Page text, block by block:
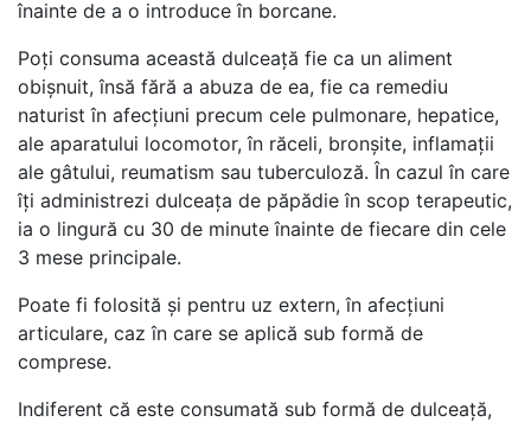
înainte de a o introduce în borcane.
Poți consuma această dulceață fie ca un aliment
obișnuit, însă fără a abuza de ea, fie ca remediu
naturist în afecțiuni precum cele pulmonare, hepatice,
ale aparatului locomotor, în răceli, bronșite, inflamații
ale gâtului, reumatism sau tuberculoză. În cazul în care
îți administrezi dulceața de păpădie în scop terapeutic,
ia o lingură cu 30 de minute înainte de fiecare din cele
3 mese principale.
Poate fi folosită și pentru uz extern, în afecțiuni
articulare, caz în care se aplică sub formă de
comprese.
Indiferent că este consumată sub formă de dulceață,